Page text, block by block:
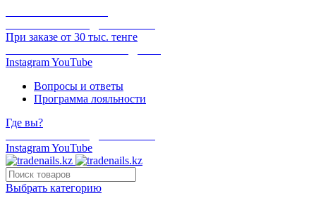
При заказе от 30 тыс. тенге
InstagramYouTube
Вопросы и ответы
Программа лояльности
Где вы?
InstagramYouTube
Выбрать категорию